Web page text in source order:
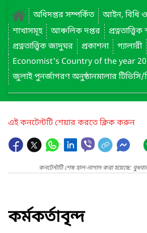
অধিদপ্তর সম্পর্কিত
আইন, বিধি ও
শাখাসমূহ
আঞ্চলিক দপ্তর
প্রত্নতাত্ত্বিক
প্রত্নতাত্ত্বিক জাদুঘর
প্রকাশনা গ্যালারী
Economist's Country of the year
জুলাই পুনর্জাগরণ অনুষ্ঠানমালার
এই কনটেন্টটি শেয়ার করতে ক্লিক করুন
কনটেন্টটি শেষ হাল-নাগাদ করা হয়েছে:
কর্মকর্তাবৃন্দ